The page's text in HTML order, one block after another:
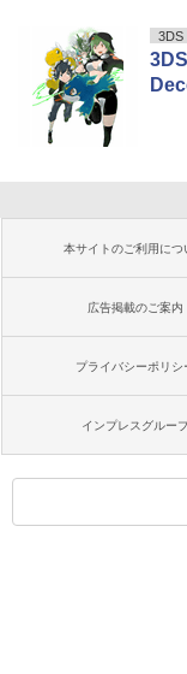
3DS
本サイトのご利用につ
広告掲載のご案内
プライバシーポリシ
インプレスグルー